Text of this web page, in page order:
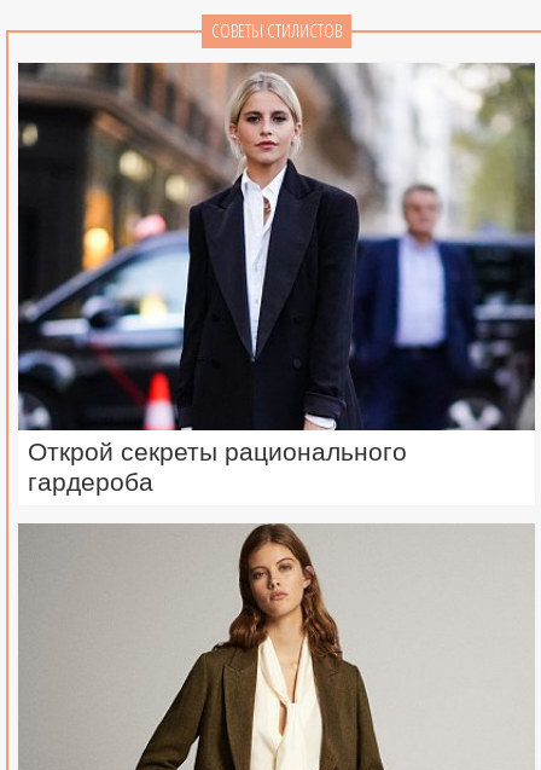
СОВЕТЫ СТИЛИСТОВ
Открой секреты рационального
гардероба